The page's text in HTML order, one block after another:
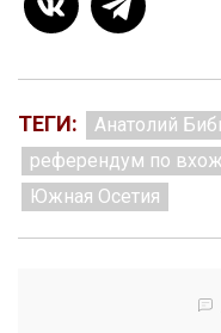
ТЕГИ:
Анатолий
референдум по
Южная Осетия